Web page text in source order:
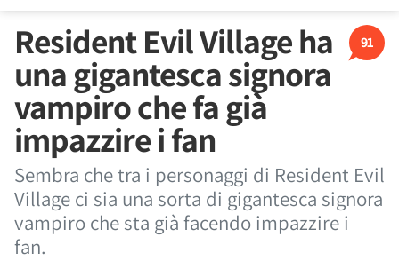
91
Resident Evil Village ha
una gigantesca signora
vampiro che fa già
impazzire i fan
Sembra che tra i personaggi di Resident Evil
Village ci sia una sorta di gigantesca signora
vampiro che sta già facendo impazzire i
fan.